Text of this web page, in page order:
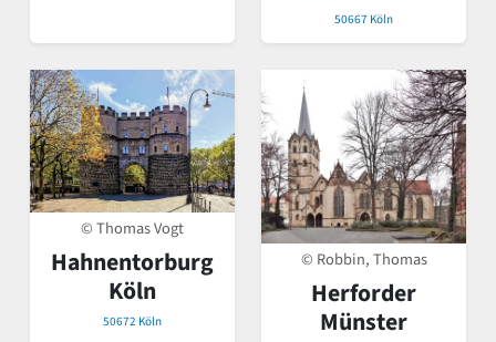
50667 Köln
© Thomas Vogt
Hahnentorburg
Köln
50672 Köln
© Robbin, Thomas
Herforder
Münster